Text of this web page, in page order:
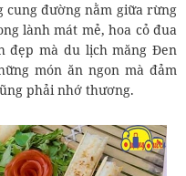
cung đường nằm giữa rừng
lành mát mẻ, hoa cỏ đua
đẹp mà du lịch măng Đen
món ăn ngon mà đảm
phải nhớ thương.